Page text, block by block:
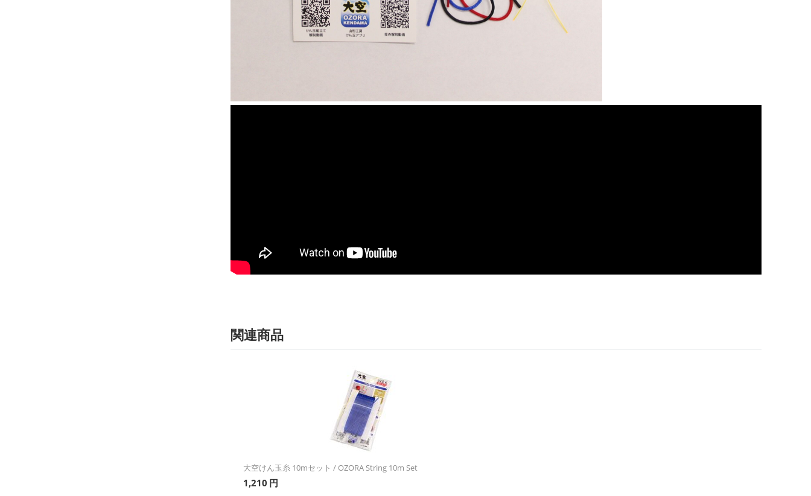
関連商品
大空けん玉糸 10mセット / OZORA String 10m Set
1,210 円